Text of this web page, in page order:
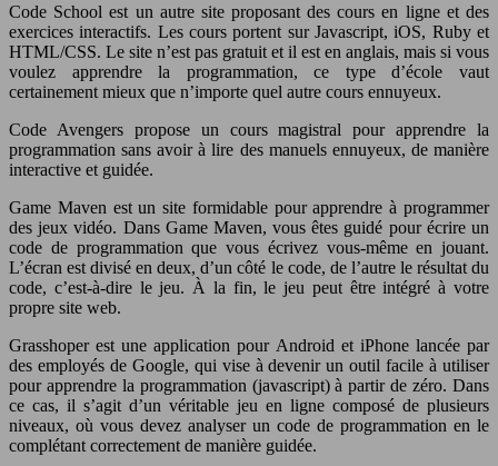
Code School est un autre site proposant des cours en ligne et des
exercices interactifs. Les cours portent sur Javascript, iOS, Ruby et
HTML/CSS. Le site n’est pas gratuit et il est en anglais, mais si vous
voulez apprendre la programmation, ce type d’école vaut
certainement mieux que n’importe quel autre cours ennuyeux.
Code Avengers propose un cours magistral pour apprendre la
programmation sans avoir à lire des manuels ennuyeux, de manière
interactive et guidée.
Game Maven est un site formidable pour apprendre à programmer
des jeux vidéo. Dans Game Maven, vous êtes guidé pour écrire un
code de programmation que vous écrivez vous-même en jouant.
L’écran est divisé en deux, d’un côté le code, de l’autre le résultat du
code, c’est-à-dire le jeu. À la fin, le jeu peut être intégré à votre
propre site web.
Grasshoper est une application pour Android et iPhone lancée par
des employés de Google, qui vise à devenir un outil facile à utiliser
pour apprendre la programmation (javascript) à partir de zéro. Dans
ce cas, il s’agit d’un véritable jeu en ligne composé de plusieurs
niveaux, où vous devez analyser un code de programmation en le
complétant correctement de manière guidée.